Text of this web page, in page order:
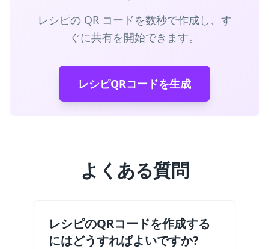
レシピの QR コードを数秒で作成し、す
ぐに共有を開始できます。
レシピQRコードを生成
よくある質問
レシピのQRコードを作成する
にはどうすればよいですか?